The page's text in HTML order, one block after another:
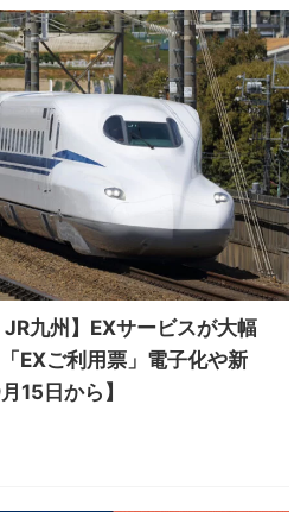
JR九州】EXサービスが大幅
EXご利用票」電子化や新
15日から】